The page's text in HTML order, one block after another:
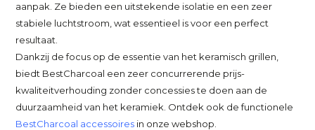
aanpak. Ze bieden een uitstekende isolatie en een zeer
stabiele luchtstroom, wat essentieel is voor een perfect
resultaat.
Dankzij de focus op de essentie van het keramisch grillen,
biedt BestCharcoal een zeer concurrerende prijs-
kwaliteitverhouding zonder concessies te doen aan de
duurzaamheid van het keramiek. Ontdek ook de functionele
BestCharcoal accessoires in onze webshop.